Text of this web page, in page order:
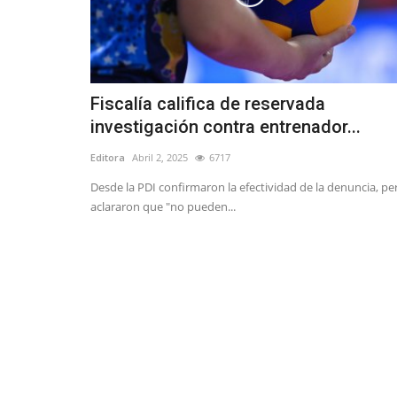
Fiscalía califica de reservada
investigación contra entrenador...
Editora Abril 2, 2025 6717
Desde la PDI confirmaron la efectividad de la denuncia,
aclararon que "no pueden...